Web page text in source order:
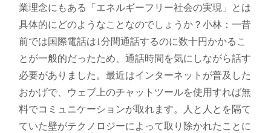
業理念にもある「エネルギーフリー社会の実現」とは
具体的にどのようなことなのでしょうか？小林：一昔
前では国際電話は1分間通話するのに数十円かかるこ
とが一般的だったため、通話時間を気にしながら話す
必要がありました。最近はインターネットが普及した
おかげで、ウェブ上のチャットツールを使用すれば無
料でコミュニケーションが取れます。人と人とを隔て
ていた壁がテクノロジーによって取り除かれたことに